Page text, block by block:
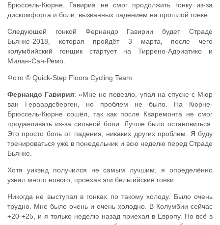
Брюссель-Кюрне, Гавирия не смог продолжить гонку из-за
дискомфорта и боли, вызванных падением на прошлой гонке.
Следующей гонкой Фернандо Гавирии будет Страде
Бьянке-2018, которая пройдёт 3 марта, после чего
колумбийский гонщик стартует на Тиррено-Адриатико и
Милан-Сан-Ремо.
Фото © Quick-Step Floors Cycling Team
Фернандо Гавирия: «Мне не повезло, упал на спуске с Мюр
ван Гераардсберген, но проблем не было. На Кюрне-
Брюссель-Кюрне сошёл, так как после Кваремонта не смог
продавливать из-за сильной боли. Лучше было остановиться.
Это просто боль от падения, никаких других проблем. Я буду
тренироваться уже в понедельник и всю неделю перед Страде
Бьянке.
Хотя уикэнд получился не самым лучшим, я определённо
узнал много нового, проехав эти бельгийские гонки.
Никогда не выступал в гонках по такому холоду. Было очень
трудно. Мне было очень и очень холодно. В Колумбии сейчас
+20-+25, и я только неделю назад приехал в Европу. Но всё в